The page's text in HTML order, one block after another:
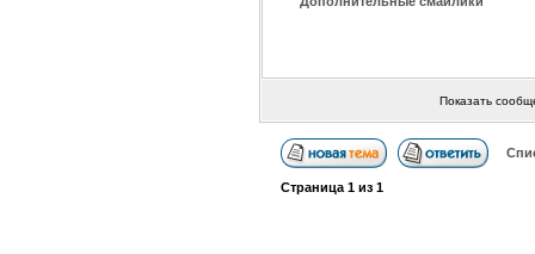
Показать
Страница 1из 1